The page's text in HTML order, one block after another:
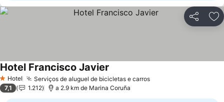
Partilhar
1 Estrelas
Hotel Serviços de aluguel de bicicletas e carros
Hotel Francisco Javier
7,1 1.212 a 2.9 km de Marina Coruña